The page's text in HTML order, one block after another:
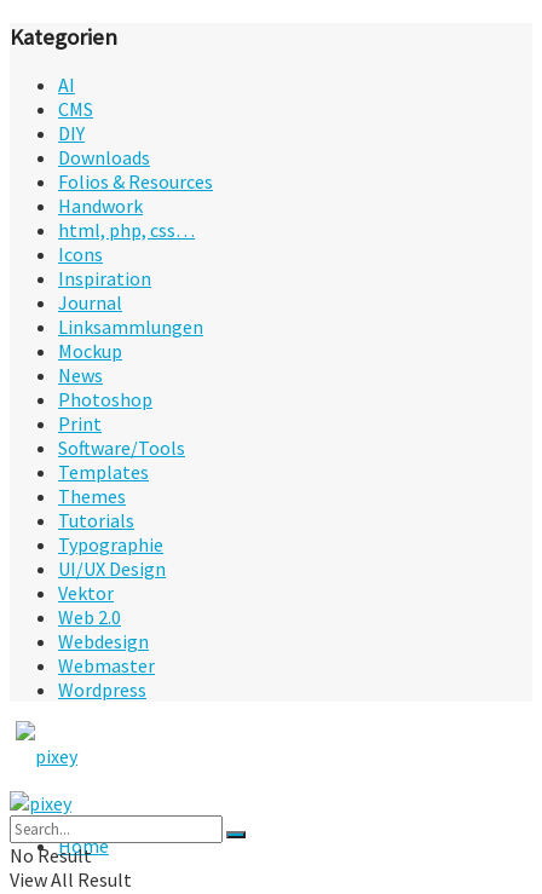
Kategorien
AI
CMS
DIY
Downloads
Folios & Resources
Handwork
html, php, css…
Icons
Inspiration
Journal
Linksammlungen
Mockup
News
Photoshop
Print
Software/Tools
Templates
Themes
Tutorials
Typographie
UI/UX Design
Vektor
Web 2.0
Webdesign
Webmaster
Wordpress
Home
No Result
View All Result